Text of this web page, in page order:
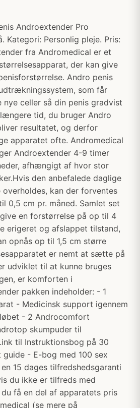
Androextender Pro
Kategori: Personlig pleje. Pris:
fra Andromedical er et
der kan give
Andro penis
som får
celler så din penis gradvist
tid, du bruger Andro
resultatet, og derfor
apparatet ofte. Andromedical
Androextender 4-9 timer
afhængigt af hvor stor
den anbefalede daglige
overholdes, kan der forventes
0,5 cm pr. måned. Samlet set
en forstørrelse på op til 4
erigeret og afslappet tilstand,
opnås op til 1,5 cm større
er nemt at sætte på
udviklet til at kunne bruges
er komforten i
pakken indeholder: - 1
- Medicinsk support igennem
- 2 Androcomfort
skumpuder til
til Instruktionsbog på 30
- E-bog med 100 sex
15 dages tilfredshedsgaranti
du ikke er tilfreds med
få en del af apparatets pris
(se mere på